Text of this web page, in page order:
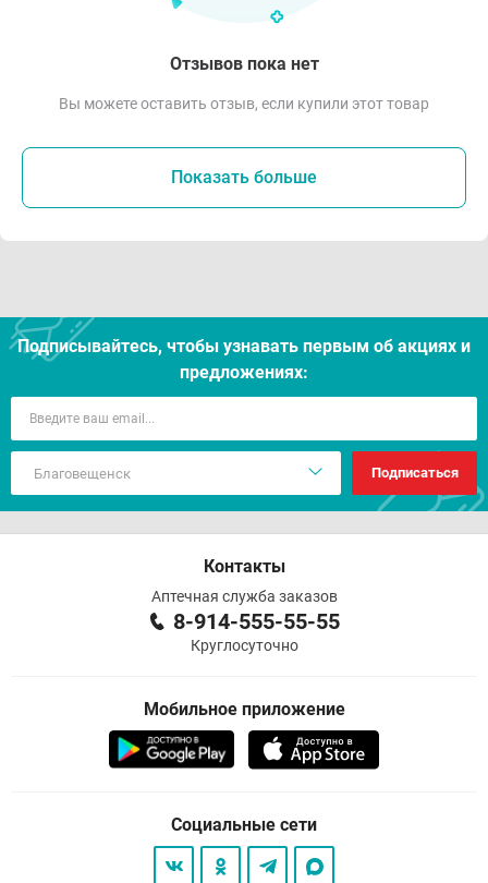
Отзывов пока нет
Вы можете оставить отзыв, если купили этот товар
Показать больше
Подписывайтесь, чтобы узнавать первым об акцияx и
предложениях:
Подписаться
Контакты
Аптечная служба заказов
8-914-555-55-55
Круглосуточно
Мобильное приложение
Социальные сети